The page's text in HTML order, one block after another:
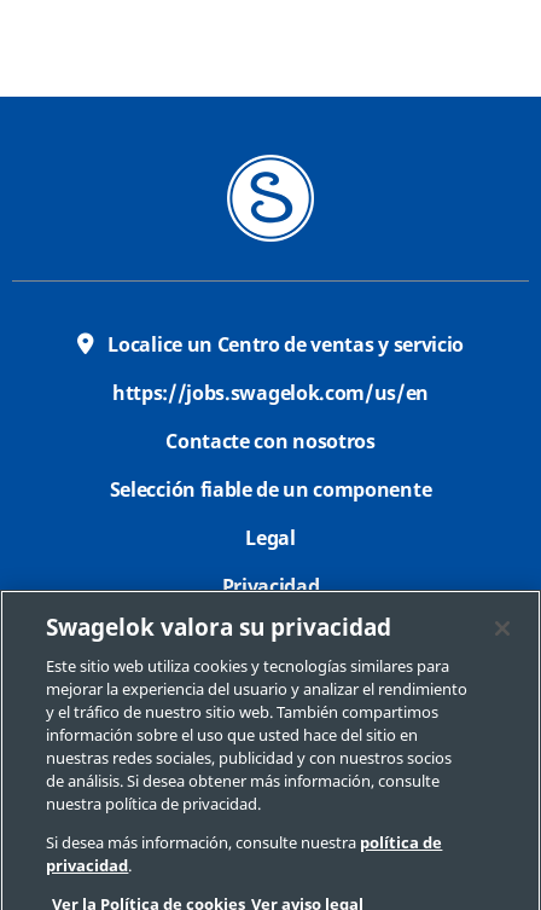
Localice un Centro de ventas y servicio
https://jobs.swagelok.com/us/en
Contacte con nosotros
Selección fiable de un componente
Legal
Privacidad
Imprimir
Mapa del sitio
Preferencias de cookies
No Vender o Compartir Mi Información Personal
Copyright 2026 Swagelok Company. Todos los derechos reservados.
Swagelok valora su privacidad
Este sitio web utiliza cookies y tecnologías similares para
mejorar la experiencia del usuario y analizar el rendimiento
y el tráfico de nuestro sitio web. También compartimos
información sobre el uso que usted hace del sitio en
nuestras redes sociales, publicidad y con nuestros socios
de análisis. Si desea obtener más información, consulte
nuestra política de privacidad.
Si desea más información, consulte nuestra política de
privacidad.
Ver la Política de cookies Ver aviso legal